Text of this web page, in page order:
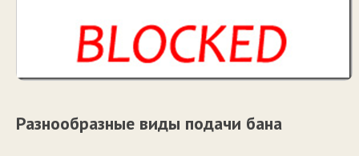
Разнообразные виды подачи бана